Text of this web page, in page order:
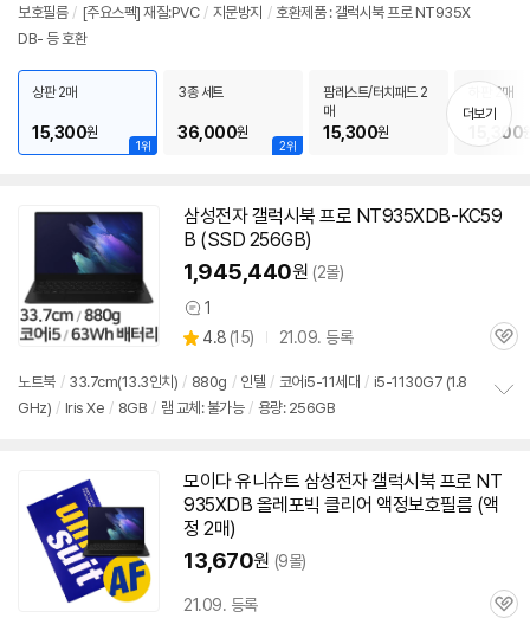
보호필름 / [주요스펙] 재질:PVC / 지문방지 / 호환제품 : 갤럭시북 프로 NT935X
DB- 등 호환
1위
상판 2매
15,300원
2위
3종 세트
36,000원
팜레스트/터치패드 2
매
15,300원
하판 2매
15,300
더보기
삼성전자 갤럭시북 프로 NT935XDB-KC59
B (SSD 256GB)
1,945,440원 (2몰)
상
품
견
1
별
점
4.8 (상
리
뷰
15) 21.09. 등록
관
노트북 / 33.7cm(13.3인치) / 880g / 인텔 / 코어i5-11세대 / i5-1130G7 (1.8
GHz) / Iris Xe / 8GB / 램 교체: 불가능 / 용량: 256GB
모이다 유니슈트 삼성전자 갤럭시북 프로 NT
935XDB 올레포빅 클리어 액정보호필름 (액
정 2매)
13,670원 (9몰)
21.09. 등록
관